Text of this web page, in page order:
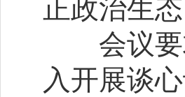
正政治生态
会议要
入开展谈